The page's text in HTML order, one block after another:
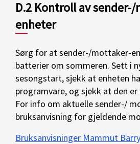
D.2 Kontroll av
enheter
Sørg for at sender-/mottaker-
batterier om sommeren. Sett i
sesongstart, sjekk at enheten
programvare, og sjekk at den
For info om aktuelle sender-/
bruksanvisning for gjeldende
Bruksanvisninger Mammut